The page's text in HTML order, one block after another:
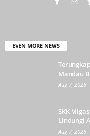
EVEN MORE NEWS
Mandau
Aug 7, 2026
SKK
Lindungi
Aug 7, 2026